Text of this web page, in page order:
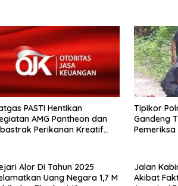
PASTI Hentikan
AMG Pantheon dan
Perikanan Kreatif
Tipikor
Gandeng Tim Ahli
Alor Di Tahun 2025
Uang Negara 1,7 M
Jalan
Akibat